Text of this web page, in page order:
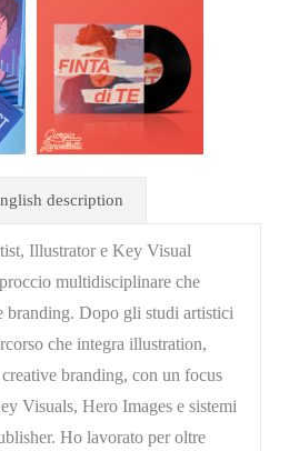
description
Illustrator e Key Visual
multidisciplinare che
branding. Dopo gli studi artistici
che integra illustration,
branding, con un focus
Visuals, Hero Images e sistemi
Ho lavorato per oltre